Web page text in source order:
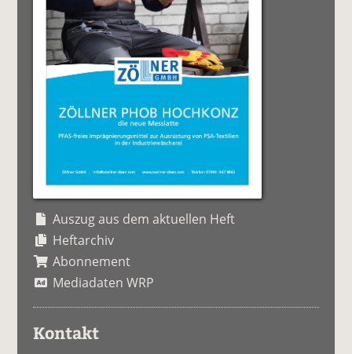
Auszug aus dem aktuellen Heft
Heftarchiv
Abonnement
Mediadaten WRP
Kontakt